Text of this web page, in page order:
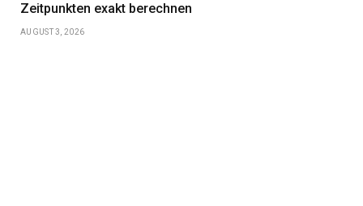
Zeitpunkten exakt berechnen
AUGUST 3, 2026